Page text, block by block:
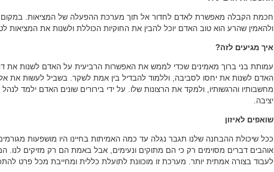
חכמת הקבלה מאפשרת לאדם לחדור אל תוך מערכת ההפעלה של המציאות. במקום
ולהאמין שהרע הוא טוב האדם יוכל להבין את החוקיות הכוללת ולשנות את המציאות
איך מגיעים לזה?
עמותת בני ברוך מאמינים שכדי לממש את האפשרות הרביעית על האדם לשנות את
האדם לשנות את יחסו לסביבה, וללמוד להבדיל בין אמת לשקר. בשביל לעשות את
מחשבותיו והרגשותיו, ולמקד את הרצונות שלו. על ידי בירורים שונים האדם ילמד
יציבה.
שואפים לאיזון
ככל שיכולת ההבחנה שלנו תגבר נגלה עד כמה האמיתות בחיינו היו מושפעות
אוהבים דברים מסוימים רק כי הם מתוקים ונעימים, אבל באמת הם רק מזיקים לנו.
לעבוד בצורה אמתית יותר. מערכת זו מוכוונת לתועלת כללית ומחייבת מכל פרט